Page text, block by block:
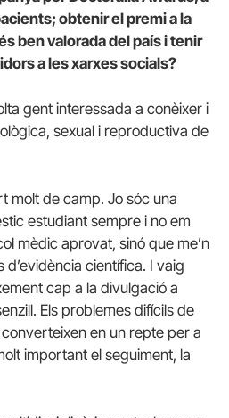
obtenir el premi a la
ben valorada del país i tenir
a les xarxes socials?
gent interessada a conèixer i
sexual i reproductiva de
molt de camp. Jo sóc una
estudiant sempre i no em
mèdic aprovat, sinó que me’n
d’evidència científica. I vaig
cap a la divulgació a
Els problemes difícils de
en un repte per a
important el seguiment, la